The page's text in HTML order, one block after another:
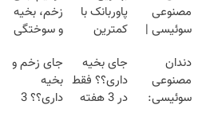
مصنوعی
سوئیسی |
مقاوم،
طبیعی!
ویزیت
پاوربانک با
کمترین
زخم، بخیه
و سوختگی
هفته!!😍
دندان
مصنوعی
سوئیسی:
جای بخیه
داری؟؟ فقط
در 3 هفته
جای زخم و
بخیه
داری؟؟ 3